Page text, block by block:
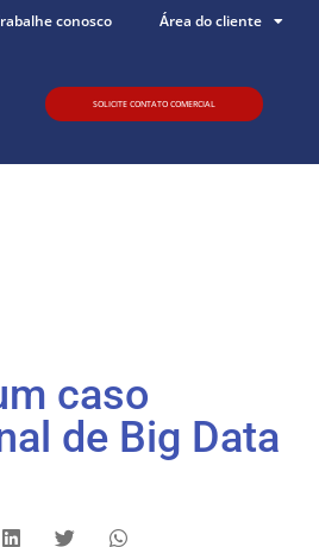
conosco Área do cliente
SOLICITE CONTATO COMERCIAL
caso
de Big Data